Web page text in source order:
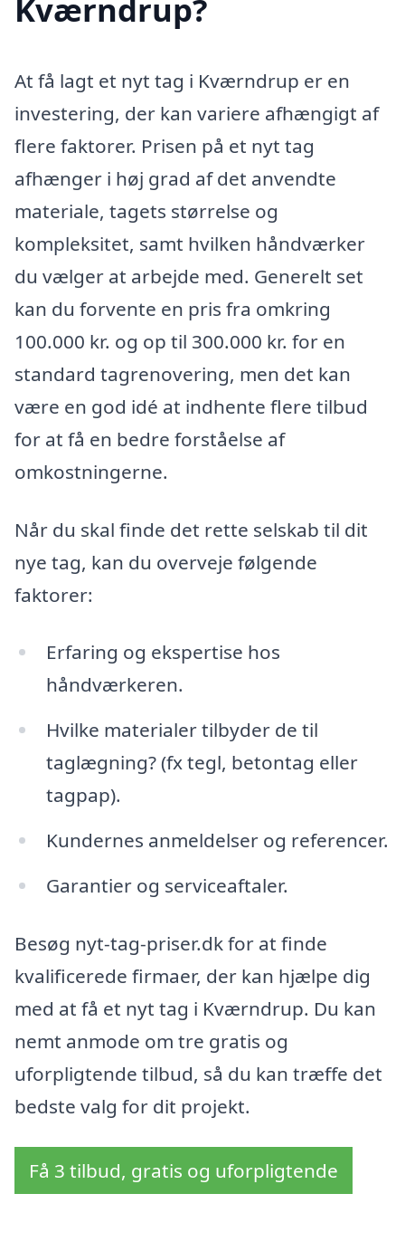
Kværndrup?
At få lagt et nyt tag i Kværndrup er en
investering, der kan variere afhængigt af
flere faktorer. Prisen på et nyt tag
afhænger i høj grad af det anvendte
materiale, tagets størrelse og
kompleksitet, samt hvilken håndværker
du vælger at arbejde med. Generelt set
kan du forvente en pris fra omkring
100.000 kr. og op til 300.000 kr. for en
standard tagrenovering, men det kan
være en god idé at indhente flere tilbud
for at få en bedre forståelse af
omkostningerne.
Når du skal finde det rette selskab til dit
nye tag, kan du overveje følgende
faktorer:
Erfaring og ekspertise hos
håndværkeren.
Hvilke materialer tilbyder de til
taglægning? (fx tegl, betontag eller
tagpap).
Kundernes anmeldelser og referencer.
Garantier og serviceaftaler.
Besøg nyt-tag-priser.dk for at finde
kvalificerede firmaer, der kan hjælpe dig
med at få et nyt tag i Kværndrup. Du kan
nemt anmode om tre gratis og
uforpligtende tilbud, så du kan træffe det
bedste valg for dit projekt.
Få 3 tilbud, gratis og uforpligtende